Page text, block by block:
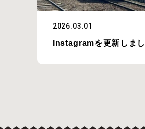
2026.03.01
Instagramを更新しまし